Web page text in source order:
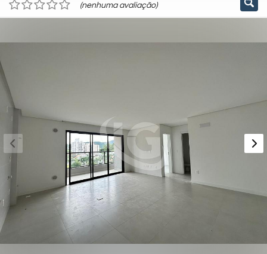
(nenhuma avaliação)